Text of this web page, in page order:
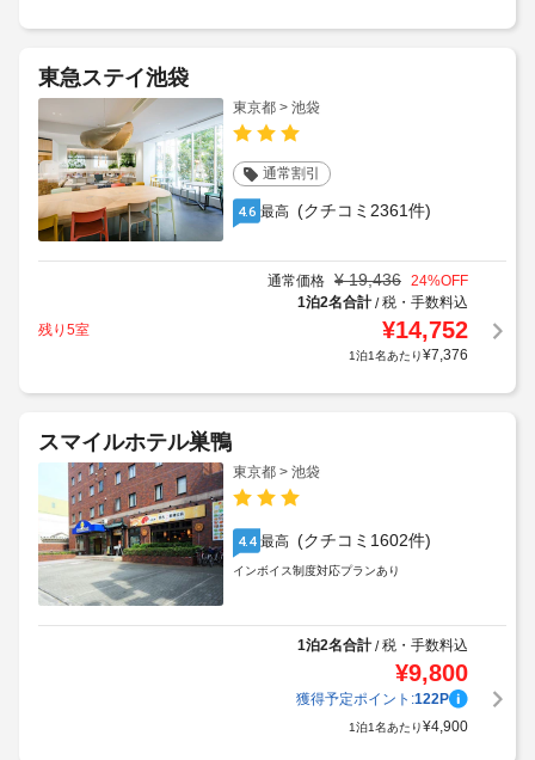
東急ステイ池袋
東京都 > 池袋
通常割引
4.6 最高 (クチコミ2361件)
通常価格 ¥ 19,436 24%OFF
1泊2名合計/税・手数料込
残り5室
¥14,752
1泊1名あたり¥7,376
スマイルホテル巣鴨
東京都 > 池袋
4.4 最高 (クチコミ1602件)
インボイス制度対応プランあり
1泊2名合計/税・手数料込
¥9,800
獲得予定ポイント:122P
1泊1名あたり¥4,900